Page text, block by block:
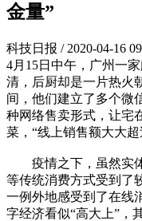
金量”
科技日报 / 2020-04-16
4月15日中午，广州一
清，后厨却是一片热火
间，他们建立了多个微
种网络售卖形式，让宅
菜，“线上销售额大大超
疫情之下，虽然实体
等传统消费方式受到了
一例外地感受到了在线
字经济看似“高大上”，